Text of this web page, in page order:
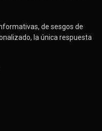
de sesgos de
la única respuesta